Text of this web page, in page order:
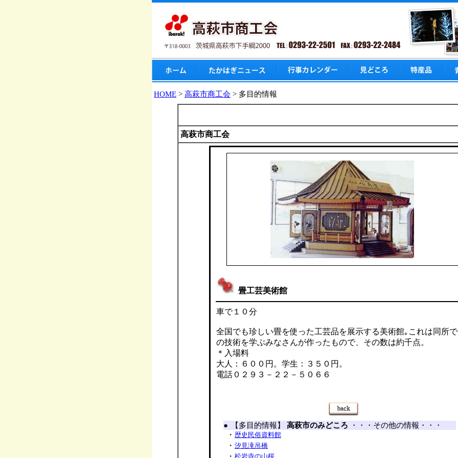
HOME > 高萩市商工会 > 多目的情報
高萩市商工会
畳工芸美術館
車で１０分
全国でも珍しい畳を使った工芸品を展示する美術館｡これは同所
の技術を学ぶみなさんが作ったもので、その数は約千点。
＊入場料
大人：６００円。学生：３５０円。
電話０２９３－２２－５０６６
● 【多目的情報】 高萩市のみどころ ・・・その他の情報・・・
・ 歴史民俗資料館
・ 汐見滝吊橋
・ 松岩寺の山桜